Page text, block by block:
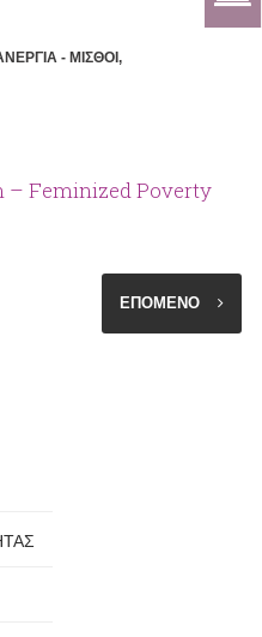
- ΜΙΣΘΟΙ ,
– Feminized Poverty
ΕΠΟΜΕΝΟ